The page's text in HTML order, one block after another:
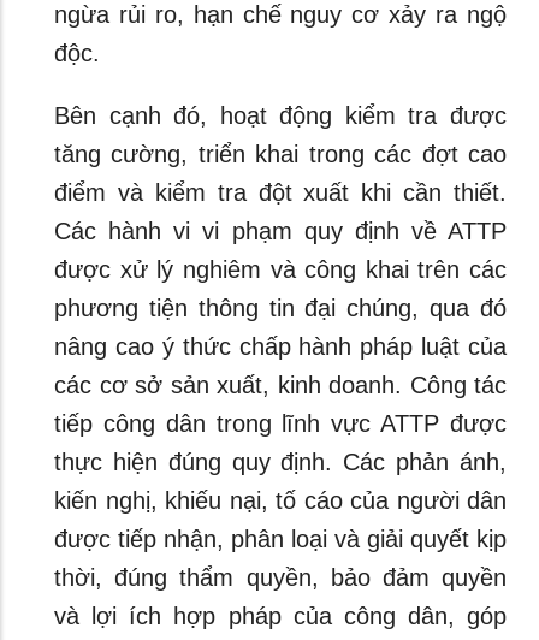
ngừa rủi ro, hạn chế nguy cơ xảy ra ngộ
độc.
Bên cạnh đó, hoạt động kiểm tra được
tăng cường, triển khai trong các đợt cao
điểm và kiểm tra đột xuất khi cần thiết.
Các hành vi vi phạm quy định về ATTP
được xử lý nghiêm và công khai trên các
phương tiện thông tin đại chúng, qua đó
nâng cao ý thức chấp hành pháp luật của
các cơ sở sản xuất, kinh doanh. Công tác
tiếp công dân trong lĩnh vực ATTP được
thực hiện đúng quy định. Các phản ánh,
kiến nghị, khiếu nại, tố cáo của người dân
được tiếp nhận, phân loại và giải quyết kịp
thời, đúng thẩm quyền, bảo đảm quyền
và lợi ích hợp pháp của công dân, góp